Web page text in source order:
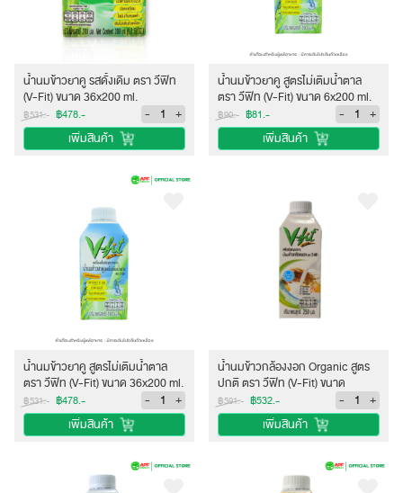
น้ำนมข้าวยาคู รสดั้งเดิม ตรา วีฟิท
(V-Fit) ขนาด 36x200 ml.
฿531.- ฿478.- -
+
เพิ่มสินค้า
น้ำนมข้าวยาคู สูตรไม่เติมน้ำตาล
ตรา วีฟิท (V-Fit) ขนาด 6x200 ml.
฿90.- ฿81.- -
+
เพิ่มสินค้า
น้ำนมข้าวยาคู สูตรไม่เติมน้ำตาล
ตรา วีฟิท (V-Fit) ขนาด 36x200 ml.
฿531.- ฿478.- -
+
เพิ่มสินค้า
น้ำนมข้าวกล้องงอก Organic สูตร
ปกติ ตรา วีฟิท (V-Fit) ขนาด
36x250 ml.
฿591.- ฿532.- -
+
เพิ่มสินค้า